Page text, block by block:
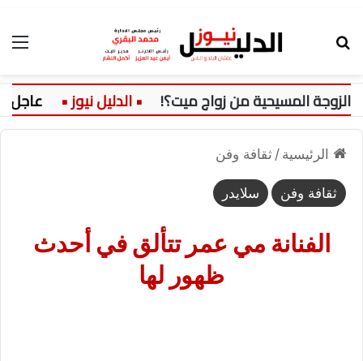
المسيحية من زواج ميت؟! عاجل:
الرئيسية / ثقافة وفن
ثقافة وفن سلايدر
الفنانة مي عمر تتألق في أحدث
ظهور لها